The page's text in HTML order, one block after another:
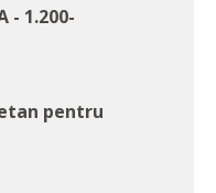
- 1.200-
pentru